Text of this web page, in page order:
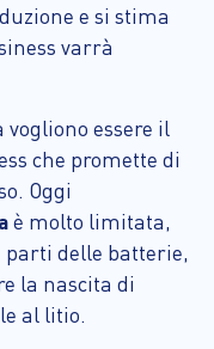
e si stima
varrà
vogliono essere il
che promette di
Oggi
è molto limitata,
parti delle batterie,
la nascita di
al litio.